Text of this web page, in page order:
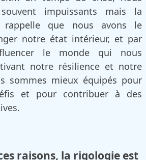
impuissants mais la
rappelle que nous avons le
notre état intérieur, et par
le monde qui nous
notre résilience et notre
sommes mieux équipés pour
et pour contribuer à des
raisons, la rigologie est